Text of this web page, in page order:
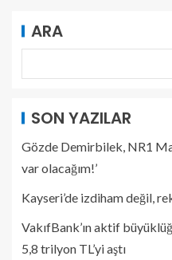
ARA
SON YAZILAR
Gözde Demirbilek, NR1
var olacağım!’
Kayseri’de izdiham değil,
VakıfBank’ın aktif
5,8 trilyon TL’yi aştı